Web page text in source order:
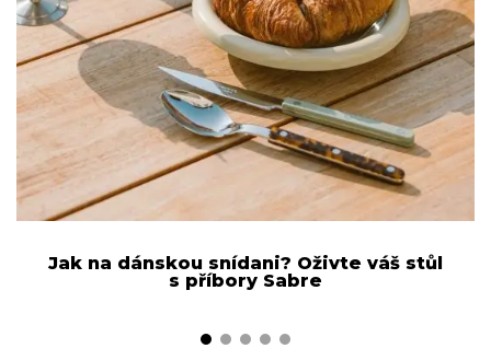
Jak na dánskou snídani? Oživte váš stůl
s příbory Sabre